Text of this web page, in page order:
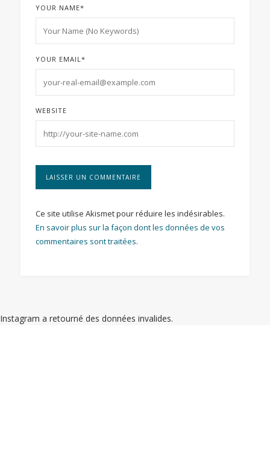
YOUR NAME*
YOUR EMAIL*
WEBSITE
Ce site utilise Akismet pour réduire les indésirables.
En savoir plus sur la façon dont les données de vos
commentaires sont traitées.
Instagram a retourné des données invalides.